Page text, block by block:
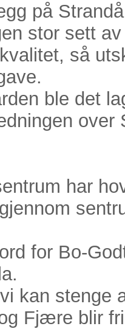
på
stor sett
så
ble det
har
for Bo-
kan stenge
Fjære blir